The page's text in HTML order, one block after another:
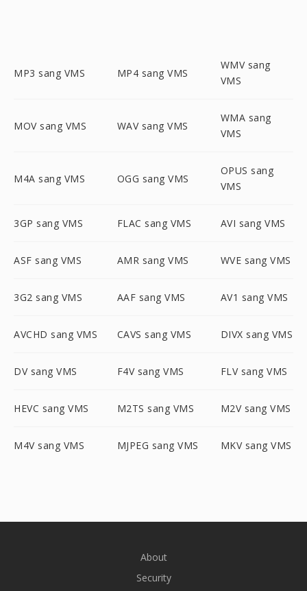
MP3 sang VMS MP4 sang VMS
WMV sang
VMS
MOV sang VMS WAV sang VMS
WMA sang
VMS
M4A sang VMS OGG sang VMS
OPUS sang
VMS
3GP sang VMS FLAC sang VMS AVI sang VMS
ASF sang VMS AMR sang VMS WVE sang VMS
3G2 sang VMS AAF sang VMS AV1 sang VMS
AVCHD sang VMS CAVS sang VMS DIVX sang VMS
DV sang VMS F4V sang VMS FLV sang VMS
HEVC sang VMS M2TS sang VMS M2V sang VMS
M4V sang VMS MJPEG sang VMS MKV sang VMS
About
Security